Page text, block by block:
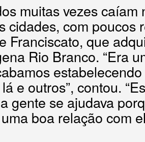
muitas vezes caíam
cidades, com poucos
Franciscato, que
Rio Branco. “Era
e outros”, contou.
gente se ajudava
boa relação com